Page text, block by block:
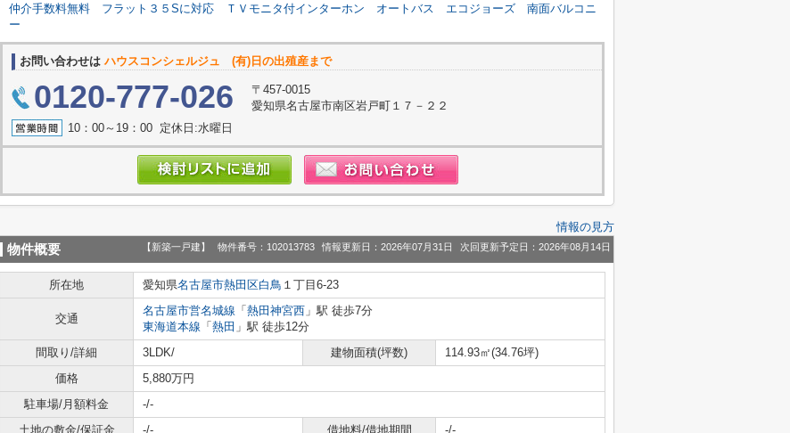
仲介手数料無料 フラット３５Sに対応 ＴＶモニタ付インターホン オートバス エコジョーズ
南面バルコニ
ー
お問い合わせは ハウスコンシェルジュ (有)日の出殖産まで
0120-777-026
〒457-0015
愛知県名古屋市南区岩戸町１７－２２
10：00～19：00 定休日:水曜日
情報の見方
物件概要 【新築一戸建】 物件番号：102013783 情報更新日：2026年07月31日 次回更新予定日：2026年08月14日
所在地 愛知県名古屋市熱田区白鳥 １丁目6-23
交通
名古屋市営名城線 「 熱田神宮西 」駅 徒歩7分
東海道本線 「 熱田 」駅 徒歩12分
間取り/詳細
3LDK/ 建物面積(坪数)
114.93㎡(34.76坪)
価格
5,880万円
駐車場/月額料金
-/-
土地の敷金/保証金
-/- 借地料/借地期間
-/-